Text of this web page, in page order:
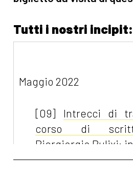
Tutti i nostri incipit:
Maggio 2022
[09] Intrecci di
corso di
Piergiorgio Pulixi:
[06]Madri allo